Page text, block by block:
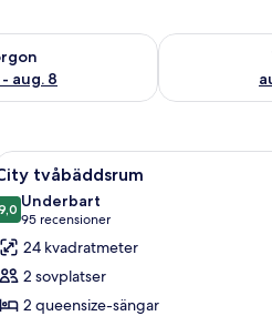
aug. 8
för imorgon aug. 7 - aug.
Kontrollera
en stol och utsikt över staden
för
City
tvåbäddsrum
Ett
8 tvåbäddsrum
9,0 av 10
Underbart
95 recensioner
(95 recensioner)
24 kvadratmeter
2 sovplatser
2 queensize-sängar